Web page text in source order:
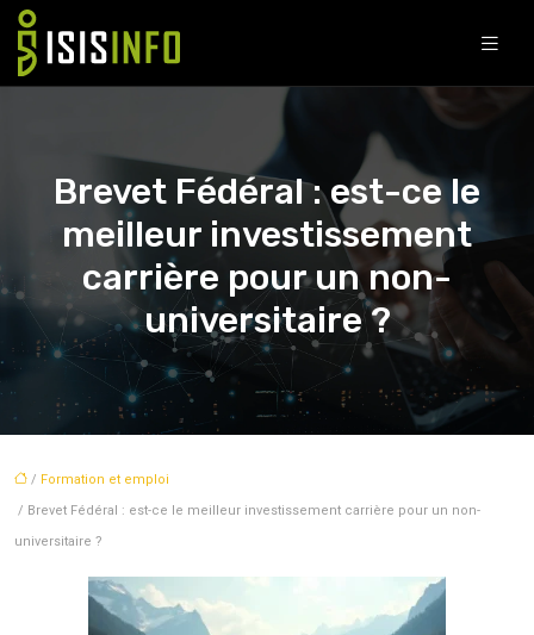
Brevet Fédéral : est-ce le
meilleur investissement
carrière pour un non-
universitaire ?
/ Formation et emploi
/ Brevet Fédéral : est-ce le meilleur investissement carrière pour un non-
universitaire ?